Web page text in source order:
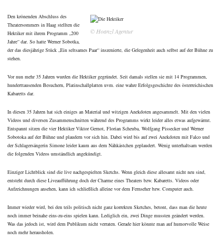
© Hoanzl Agentur
Den krönenden Abschluss des
Theatersommers in Haag stellten die
Hektiker mit ihrem Programm „200
Jahre“ dar. So hatte Werner Sobotka,
der das diesjährige Stück „Ein seltsames Paar“ inszenierte, die Gelegenheit auch selbst auf der Bühne zu
stehen.
Vor nun mehr 35 Jahren wurden die Hektiker gegründet. Seit damals stellen sie mit 14 Programmen,
hunderttausenden Besuchern, Platinschallplatten uvm. eine wahre Erfolgsgeschichte des österreichischen
Kabaretts dar.
In diesen 35 Jahren hat sich einiges an Material und witzigen Anekdoten angesammelt. Mit den vielen
Videos und diversen Zusammenschnitten während des Programms wirkt leider alles etwas aufgewärmt.
Entspannt sitzen die vier Hektiker Viktor Gernot, Florian Scheuba, Wolfgang Pissecker und Werner
Sobotoka auf der Bühne und plaudern vor sich hin. Dabei wird bis auf zwei Anekdoten mit Falco und
der Schlagersängerin Simone leider kaum aus dem Nähkästchen geplaudert. Wenig unterhaltsam werden
die folgenden Videos umständlich angekündigt.
Einziger Lichtblick sind die live nachgespielten Sketchs. Wenn gleich diese allesamt nicht neu sind,
entsteht durch diese Liveaufführung doch der Charme eines Theaters bzw. Kabaretts. Videos oder
Aufzeichnungen ansehen, kann ich schließlich alleine vor dem Fernseher bzw. Computer auch.
Immer wieder wird, bei den teils politisch nicht ganz korrekten Sketches, betont, dass man die heute
noch immer beinahe eins-zu-eins spielen kann. Lediglich ein, zwei Dinge mussten geändert werden.
Was das jedoch ist, wird dem Publikum nicht verraten. Gerade hier könnte man auf humorvolle Weise
noch mehr herausholen.